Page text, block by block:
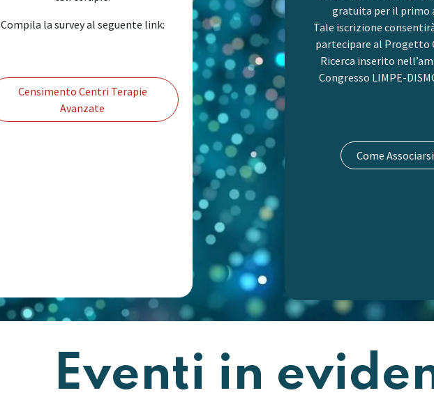
gratuita per il primo
Tale iscrizione
partecipare al Progetto
Ricerca inserito
Congresso LIMPE-
Come Associarsi
Compila la survey al seguente link:
Censimento Centri Terapie
Avanzate
Eventi in